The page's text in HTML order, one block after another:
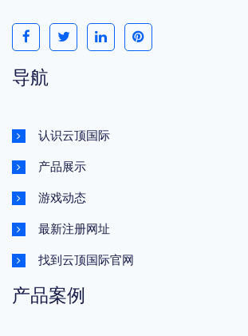
导航
认识云顶国际
产品展示
游戏动态
最新注册网址
找到云顶国际官网
产品案例